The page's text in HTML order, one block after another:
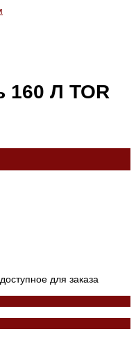
160 Л TOR
для заказа